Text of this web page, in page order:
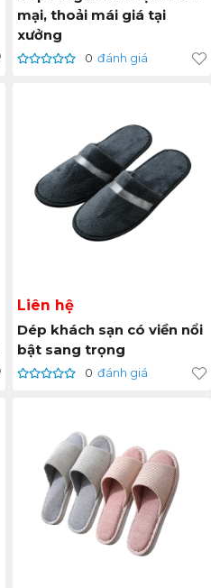
mại, thoải mái giá tại
xưởng
0 đánh giá
Liên hệ
Dép khách sạn có viền nổi
bật sang trọng
0 đánh giá